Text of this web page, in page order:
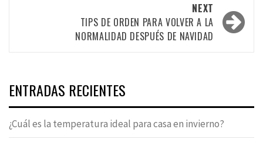
NEXT
TIPS DE ORDEN PARA VOLVER A LA
NORMALIDAD DESPUÉS DE NAVIDAD
ENTRADAS RECIENTES
¿Cuál es la temperatura ideal para casa en invierno?